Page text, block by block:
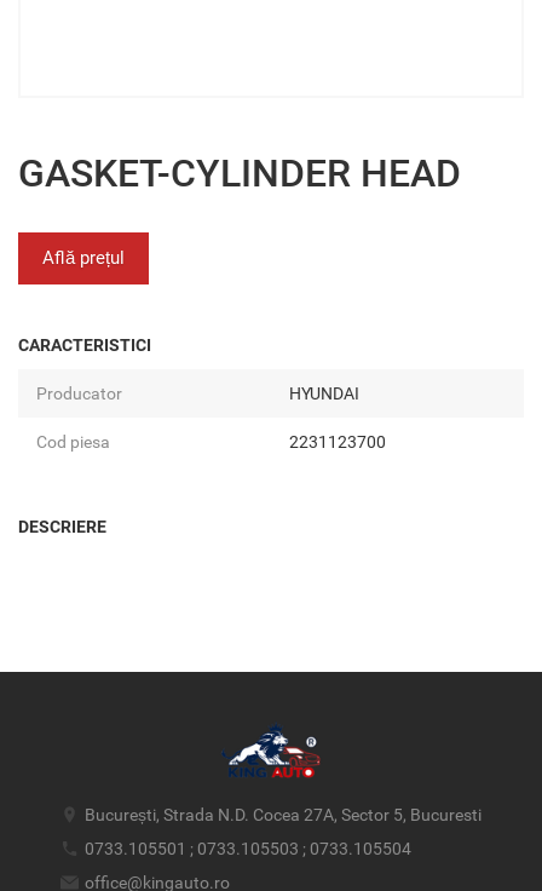
GASKET-CYLINDER HEAD
Află prețul
CARACTERISTICI
Producator HYUNDAI
Cod piesa 2231123700
DESCRIERE
București, Strada N.D. Cocea 27A, Sector 5, Bucuresti
0733.105501 ; 0733.105503 ; 0733.105504
office@kingauto.ro